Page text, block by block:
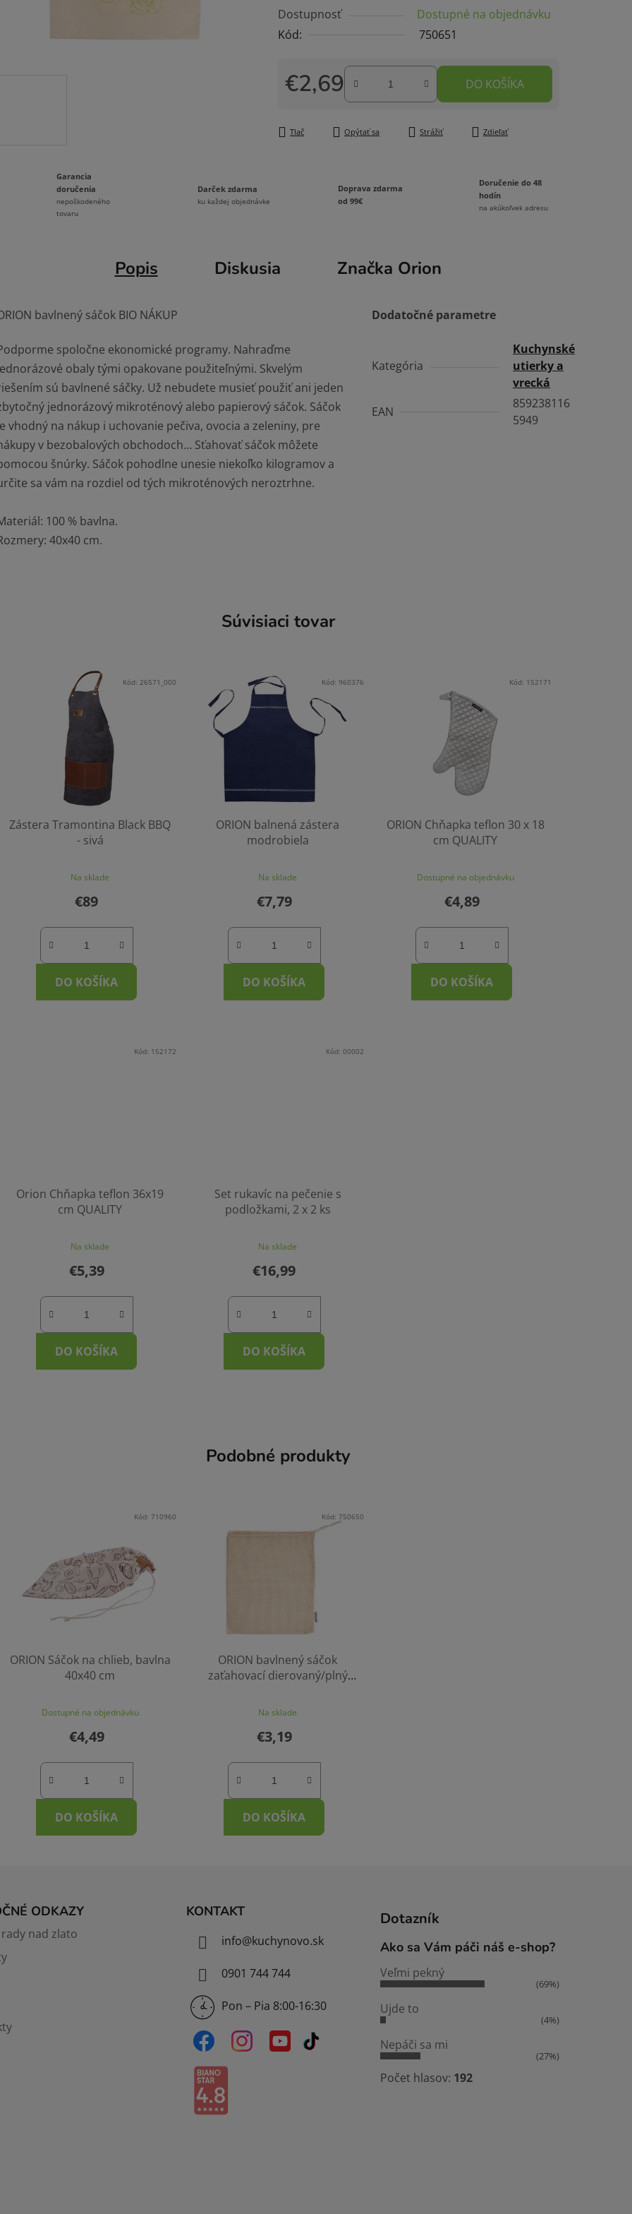
je
0,0
hviezdičiek.
Dostupnosť
Dostupné na objednávku
Kód:
750651
€2,69
Jednotková cena:
DO KOŠÍKA
Tlač Opýtať sa Strážiť Zdieľať
Garancia
doručenia
nepoškodeného
tovaru
Darček zdarma
ku každej objednávke
Doprava zdarma
od 99€
Doručenie do 48
hodín
na akúkoľvek adresu
Popis Diskusia Značka Orion
bavlnený sáčok BIO NÁKUP
spoločne ekonomické programy. Nahraďme
obaly tými opakovane použiteľnými. Skvelým
sú bavlnené sáčky. Už nebudete musieť použiť ani jeden
jednorázový mikroténový alebo papierový sáčok. Sáčok
vhodný na nákup i uchovanie pečiva, ovocia a zeleniny, pre
v bezobalových obchodoch… Sťahovať sáčok môžete
šnúrky. Sáčok pohodlne unesie niekoľko kilogramov a
sa vám na rozdiel od tých mikroténových neroztrhne.
100 % bavlna.
40x40 cm.
Dodatočné parametre
Kategória
Kuchynské
utierky a
vrecká
EAN
859238116
5949
Súvisiaci tovar
Zástera Tramontina Black BBQ
- sivá
Na sklade
€89
DO KOŠÍKA
Kód: 26571_000
ORION balnená zástera
modrobiela
Na sklade
€7,79
DO KOŠÍKA
Kód: 960376
ORION Chňapka teflon 30 x 18
cm QUALITY
Dostupné na objednávku
€4,89
DO KOŠÍKA
Kód: 152171
Orion Chňapka teflon 36x19
cm QUALITY
Na sklade
€5,39
DO KOŠÍKA
Kód: 152172
Set rukavíc na pečenie s
podložkami, 2 x 2 ks
Na sklade
€16,99
DO KOŠÍKA
Kód: 00002
Podobné produkty
ORION Sáčok na chlieb, bavlna
40x40 cm
Dostupné na objednávku
€4,49
DO KOŠÍKA
Kód: 710960
ORION bavlnený sáčok
zaťahovací dierovaný/plný
Na sklade
€3,19
DO KOŠÍKA
Kód: 750650
ODKAZY
nad zlato
KONTAKT
info@kuchynovo.sk
0901 744 744
Pon – Pia 8:00-16:30
Dotazník
Ako sa Vám páči náš e-shop?
Veľmi pekný
(69%)
Ujde to
(4%)
Nepáči sa mi
(27%)
Počet hlasov: 192